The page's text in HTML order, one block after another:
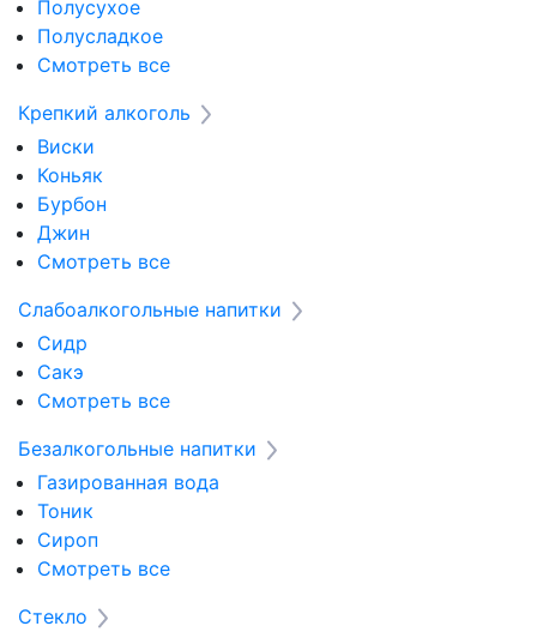
Полусухое
Полусладкое
Смотреть все
Крепкий алкоголь
Виски
Коньяк
Бурбон
Джин
Смотреть все
Слабоалкогольные напитки
Сидр
Сакэ
Смотреть все
Безалкогольные напитки
Газированная вода
Тоник
Сироп
Смотреть все
Стекло